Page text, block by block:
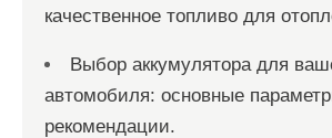
качественное топливо для
Выбор аккумулятора для
автомобиля: основные
рекомендации.